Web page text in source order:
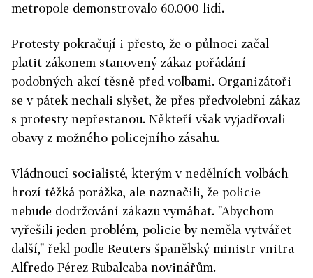
metropole demonstrovalo 60.000 lidí.
Protesty pokračují i přesto, že o půlnoci začal
platit zákonem stanovený zákaz pořádání
podobných akcí těsně před volbami. Organizátoři
se v pátek nechali slyšet, že přes předvolební zákaz
s protesty nepřestanou. Někteří však vyjadřovali
obavy z možného policejního zásahu.
Vládnoucí socialisté, kterým v nedělních volbách
hrozí těžká porážka, ale naznačili, že policie
nebude dodržování zákazu vymáhat. "Abychom
vyřešili jeden problém, policie by neměla vytvářet
další," řekl podle Reuters španělský ministr vnitra
Alfredo Pérez Rubalcaba novinářům.